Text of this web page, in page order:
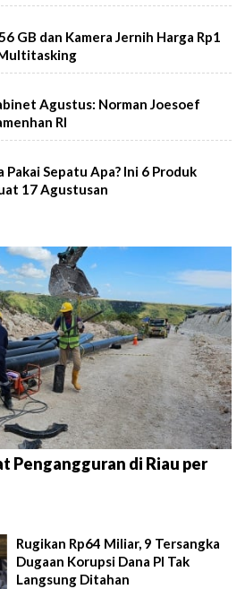
GB dan Kamera Jernih Harga Rp1
Agustus: Norman Joesoef
RI
Pakai Sepatu Apa? Ini 6 Produk
17 Agustusan
Pengangguran di Riau per
Rugikan Rp64 Miliar, 9 Tersangka
Dugaan Korupsi Dana PI Tak
Langsung Ditahan